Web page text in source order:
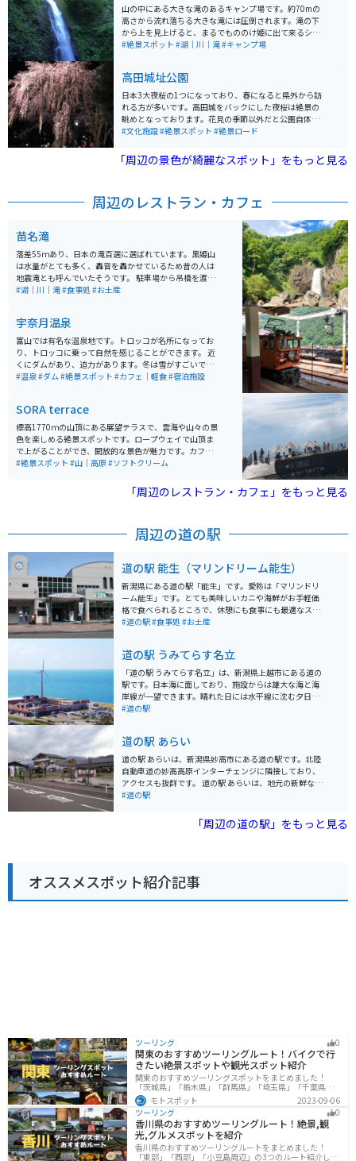
山の中にある大きな滝のあるキャンプ場です。約70mの
高さから流れ落ちる大きな滝には圧倒されます。滝の下
から上を見上げると、まるでもののけ姫に出て来るシシ
ガミの棲家のよう。雨の日は滝の水量が増し、ゴーゴー
の先の川沿いでは、キャンプが楽しめます。
#絶景スポット #湖｜川｜滝#キャンプ場
高田城址公園
日本3大夜桜の1つになっており、春になると県外から訪
れる方が多いです。高田城をバックにした夜桜は絶景の
眺めとなっております。花見の季節以外だと公園自体が
広いので晴れている日などに散歩をして過ごす方も多く
#文化施設#絶景スポット #絶景ロード
「周辺の景色が綺麗なスポット」をもっと見る
周辺のレストラン・カフェ
苗名滝
落差55ｍあり、日本の滝百選に選ばれています。黒姫山
は水量がとても多く、轟音を轟かせているため昔の人は
地震滝とも呼んでいたそうです。 駐車場から吊橋を渡り
徒歩で約15分程です。雪解けの季節5月～8月は水量が多
#湖｜川｜滝#食事処 #お土産
宇奈月温泉
富山では有名な温泉地です。トロッコが名所になってお
り、トロッコに乗って自然を感じることができます。 近
くにダムがあり、迫力があります。冬は雪がすごいです
が、絶景です。
#温泉#ダム#絶景スポット #カフェ｜軽食#宿泊施設
SORA terrace
標高1770ｍの山頂にある展望テラスで、雲海や山々の景
色を楽しめる絶景スポットです。ロープウェイで山頂ま
で上がることができ、開放的な景色が魅力です。カフェ
も併設されており、ゆっくり過ごすことができます。 注
時間帯によって見えない場合もあります。
#絶景スポット #山｜高原#ソフトクリーム
「周辺のレストラン・カフェ」をもっと見る
周辺の道の駅
道の駅 能生（マリンドリーム能生）
新潟県にある道の駅「能生」です。愛称は「マリンドリ
ーム能生」です。とても美味しいカニや海鮮がお手軽価
格で食べられるところで、休憩にも食事にも最適なスポ
ットです。持ち帰りもできるのでお土産としてもオスス
#道の駅#食事処 #お土産
道の駅 うみてらす名立
「道の駅 うみてらす名立」は、新潟県上越市にある道の
駅です。日本海に面しており、施設からは雄大な海と海
岸線が一望できます。晴れた日には水平線に沈む夕日を
見ることもでき、その絶景から"夕日がきれいな道の
提供するレストランがあります。特に、日本海の荒波に
もまれた新鮮な魚介類は絶品で、お土産としても人気で
す。また、施設内には展望温泉施設もあり、海を眺めな
がらゆったりと温泉を楽しむことができます。 バイクで
訪れる場合、道の駅には広い駐車場が完備されているの
も充実しています。道の駅 うみてらす名立は、日本海の
#道の駅
道の駅 あらい
道の駅 あらいは、新潟県妙高市にある道の駅です。北陸
自動車道の妙高高原インターチェンジに隣接しており、
アクセスも抜群です。 道の駅 あらいは、地元の新鮮な野
菜や果物が豊富に揃っている直売所や、地元食材を使っ
笹寿しや、地元産の蕎麦を使った蕎麦定食です。また、
併設されている「あらい道の駅 農産物直売センター」で
高高原周辺は、雄大な自然が広がり、ツーリングにも最
適なエリアです。道の駅 あらいを拠点に、周辺の観光ス
ポットを巡るのもおすすめです。
#道の駅
「周辺の道の駅」をもっと見る
オススメスポット紹介記事
ツーリング 0
関東のおすすめツーリングルート！バイクで行
きたい絶景スポットや観光スポット紹介
関東のおすすめツーリングスポットをまとめました！
「茨城県」「栃木県」「群馬県」「埼玉県」「千葉県」
「東京都」「神奈川県」の各県の観光地紹介します。自
然豊かな山々や湖、温泉地が点在し、四季折々の景色を
楽しめるスポットが多数あります。バイクで関東にツー
リングに行く際は参考にしてください。
モトスポット
2023-09-06
ツーリング
0
香川県のおすすめツーリングルート！絶景,観
光,グルメスポットを紹介
香川県のおすすめツーリングルートをまとめました！
「東部」「西部」「小豆島周辺」の3つのルート紹介しま